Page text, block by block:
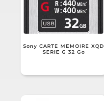
Sony CARTE MEMOIRE XQD
SERIE G 32 Go